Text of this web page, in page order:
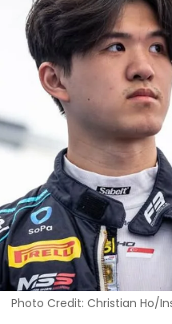
Photo Credit: Christian Ho/